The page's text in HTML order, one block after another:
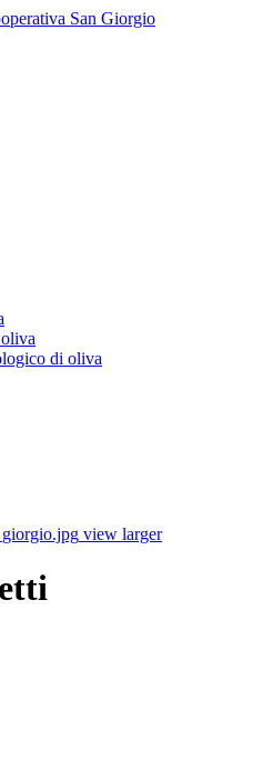
di oliva
view larger